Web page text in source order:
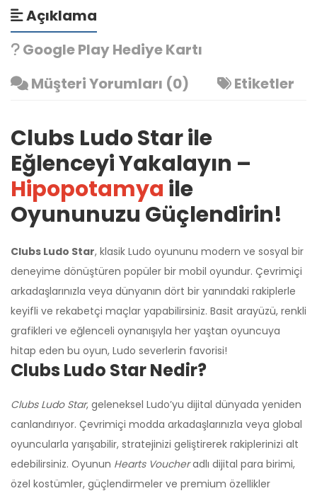
Açıklama
Google Play Hediye Kartı
Müşteri Yorumları (0)
Etiketler
Clubs Ludo Star ile
Eğlenceyi Yakalayın –
Hipopotamya ile
Oyununuzu Güçlendirin!
Clubs Ludo Star, klasik Ludo oyununu modern ve sosyal bir
deneyime dönüştüren popüler bir mobil oyundur. Çevrimiçi
arkadaşlarınızla veya dünyanın dört bir yanındaki rakiplerle
keyifli ve rekabetçi maçlar yapabilirsiniz. Basit arayüzü, renkli
grafikleri ve eğlenceli oynanışıyla her yaştan oyuncuya
hitap eden bu oyun, Ludo severlerin favorisi!
Clubs Ludo Star Nedir?
Clubs Ludo Star, geleneksel Ludo’yu dijital dünyada yeniden
canlandırıyor. Çevrimiçi modda arkadaşlarınızla veya global
oyuncularla yarışabilir, stratejinizi geliştirerek rakiplerinizi alt
edebilirsiniz. Oyunun Hearts Voucheradlı dijital para birimi,
özel kostümler, güçlendirmeler ve premium özellikler